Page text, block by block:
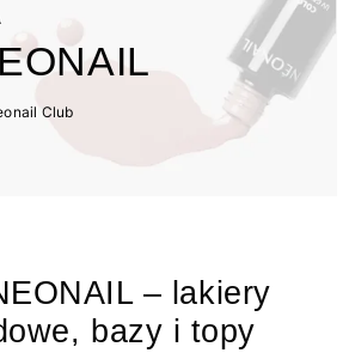
– lakiery
bazy i topy